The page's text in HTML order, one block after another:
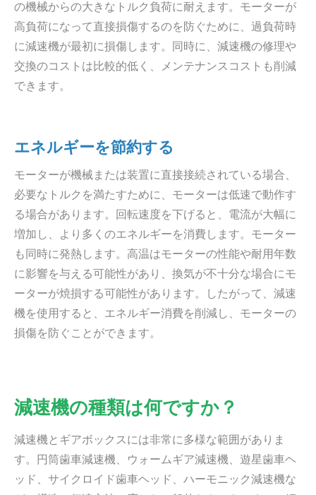
の機械からの大きなトルク負荷に耐えます。モーターが
高負荷になって直接損傷するのを防ぐために、過負荷時
に減速機が最初に損傷します。同時に、減速機の修理や
交換のコストは比較的低く、メンテナンスコストも削減
できます。
エネルギーを節約する
モーターが機械または装置に直接接続されている場合、
必要なトルクを満たすために、モーターは低速で動作す
る場合があります。回転速度を下げると、電流が大幅に
増加し、より多くのエネルギーを消費します。モーター
も同時に発熱します。高温はモーターの性能や耐用年数
に影響を与える可能性があり、換気が不十分な場合にモ
ーターが焼損する可能性があります。したがって、減速
機を使用すると、エネルギー消費を削減し、モーターの
損傷を防ぐことができます。
減速機の種類は何ですか？
減速機とギアボックスには非常に多様な範囲がありま
す。円筒歯車減速機、ウォームギア減速機、遊星歯車ヘ
ッド、サイクロイド歯車ヘッド、ハーモニック減速機な